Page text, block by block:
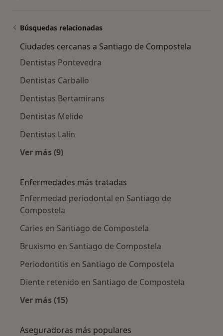
Búsquedas relacionadas
Ciudades cercanas a Santiago de Compostela
Dentistas Pontevedra
Dentistas Carballo
Dentistas Bertamirans
Dentistas Melide
Dentistas Lalín
Ver más (9)
Enfermedades más tratadas
Enfermedad periodontal en Santiago de
Compostela
Caries en Santiago de Compostela
Bruxismo en Santiago de Compostela
Periodontitis en Santiago de Compostela
Diente retenido en Santiago de Compostela
Ver más (15)
Aseguradoras más populares